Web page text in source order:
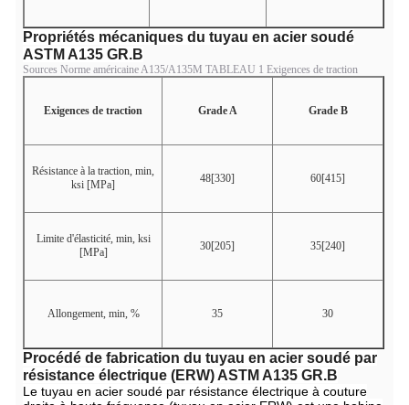
Propriétés mécaniques du tuyau en acier soudé
ASTM A135 GR.B
Sources Norme américaine A135/A135M TABLEAU 1 Exigences de traction
Exigences de traction Grade A Grade B
Résistance à la traction, min,
ksi [MPa]
48[330] 60[415]
Limite d'élasticité, min, ksi
[MPa]
30[205] 35[240]
Allongement, min, % 35 30
Procédé de fabrication du tuyau en acier soudé par
résistance électrique (ERW) ASTM A135 GR.B
Le tuyau en acier soudé par résistance électrique à couture